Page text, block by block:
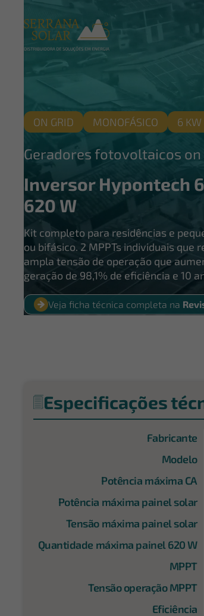
ON GRID MONOFÁSICO 6 KW
Geradores fotovoltaicos
Inversor Hypontech
620 W
Kit completo para residências e
ou bifásico. 2 MPPTs individuais
ampla tensão de operação que
geração de 98,1% de eficiência e 10
Veja ficha técnica completa na
Especificações
Fabricante
Modelo
Potência máxima CA
Potência máxima painel solar
Tensão máxima painel solar
Quantidade máxima painel 620 W
MPPT
Tensão operação MPPT
Eficiência